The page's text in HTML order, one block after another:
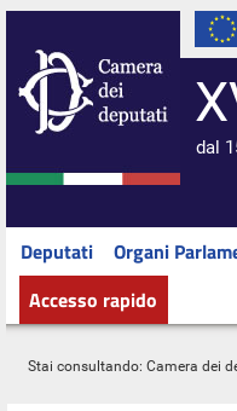
dal
Deputati Organi
Accesso rapido
Stai consultando: Camera dei